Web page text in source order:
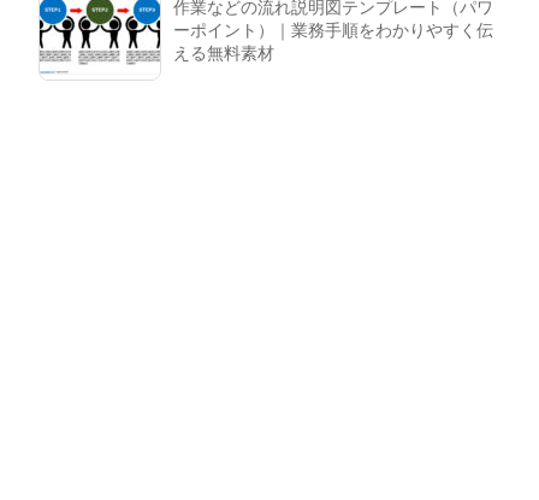
作業などの流れ説明図テンプレート（パワ
ーポイント）｜業務手順をわかりやすく伝
える無料素材